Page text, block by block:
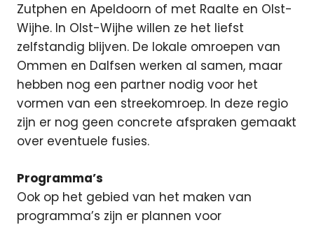
Zutphen en Apeldoorn of met Raalte en Olst-
Wijhe. In Olst-Wijhe willen ze het liefst
zelfstandig blijven. De lokale omroepen van
Ommen en Dalfsen werken al samen, maar
hebben nog een partner nodig voor het
vormen van een streekomroep. In deze regio
zijn er nog geen concrete afspraken gemaakt
over eventuele fusies.
Programma’s
Ook op het gebied van het maken van
programma’s zijn er plannen voor